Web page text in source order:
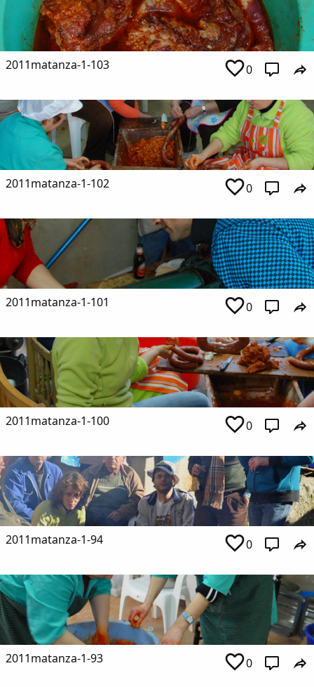
2011matanza-1-103 0
2011matanza-1-102 0
2011matanza-1-101 0
2011matanza-1-100 0
2011matanza-1-94 0
2011matanza-1-93 0